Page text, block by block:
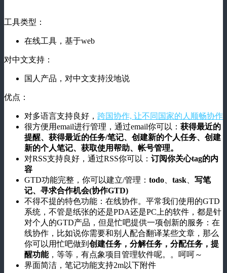
工具类型：
在线工具，基于web
对中文支持：
国人产品，对中文支持没地说
优点：
对多语言支持良好， 跨国协作, 让不同国家的人顺畅协作
很方便用email进行管理，通过email你可以： 获得最近的
提醒、获得最近的任务/笔记、创建新的个人任务、创建
新的个人笔记、获取使用帮助、帐号管理。
对RSS支持良好，通过RSS你可以： 订阅你关心tag的内
容
GTD功能完整，你可以建立/管理： todo task
写笔
记、寻求合作机会(协作GTD)
不得不提的特色功能：在线协作。平常我们使用的GTD
系统，不管是纸张的还是PDA还是PC上的软件，都是针
对个人的GTD产品，但是忙吧提供一项创新的服务：在
线协作，比如说你需要和别人配合翻译某些文章，那么
你可以用忙吧做到 创建任务，分解任务，分配任务，提
醒功能，等等，有点象项目管理软件呢。。呵呵～
界面简洁，笔记功能支持2m以下附件